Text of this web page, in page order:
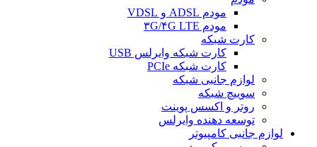
مودم ADSL و VDSL
مودم ۳G/۴G LTE
کارت شبکه
کارت شبکه وایرلس USB
کارت شبکه PCIe
لوازم جانبی شبکه
سوییچ شبکه
روتر و اکسس پوینت
توسعه دهنده وایرلس
لوازم جانبی کامپیوتر